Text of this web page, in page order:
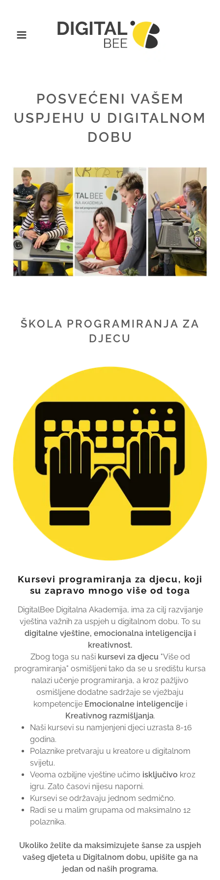
POSVEĆENI VAŠEM
USPJEHU U DIGITALNOM
DOBU
ŠKOLA PROGRAMIRANJA ZA
DJECU
Kursevi programiranja za djecu, koji
su zapravo mnogo više od toga
DigitalBee Digitalna Akademija, ima za cilj razvijanje
vještina važnih za uspjeh u digitalnom dobu. To su
digitalne vještine, emocionalna inteligencija i
kreativnost.
Zbog toga su naši kursevi za djecu "Više od
programiranja" osmišljeni tako da se u središtu kursa
nalazi učenje programiranja, a kroz pažljivo
osmišljene dodatne sadržaje se vježbaju
kompetencije Emocionalne inteligencije i
Kreativnog razmišljanja.
Naši kursevi su namjenjeni djeci uzrasta 8-16
godina.
Polaznike pretvaraju u kreatore u digitalnom
svijetu.
Veoma ozbiljne vještine učimo isključivo kroz
igru. Zato časovi nijesu naporni.
Kursevi se održavaju jednom sedmično.
Radi se u malim grupama od maksimalno 12
polaznika.
Ukoliko želite da maksimizujete šanse za uspjeh
vašeg djeteta u Digitalnom dobu, upišite ga na
jedan od naših programa.